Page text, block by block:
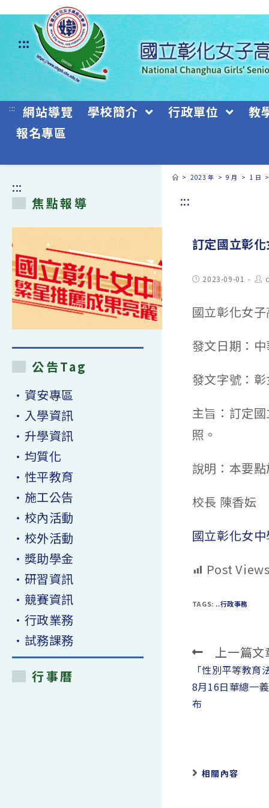
跳
轉
至
主
要
:::
::: 網站導覽 學校簡介 行政單位
教
報名專區
> 2023 年 > 9 月 > 1 日
:::
訂定國立彰
Post2023-09-01
國立彰化女
發文日期：
發文字號：
主旨：訂定
照。
說明：本要
校長 陳香妘
國立彰化女
Post
TAGS: ..行政事務
Read
more
articles
上一篇文
「性別平等教
8月16日華總一
布
相關內容
:::
焦點報導
公告Tag
•資安專區
•入學資訊
•升學資訊
•均質化
•性平教育
•施工公告
•校內活動
•校外活動
•獎助學金
•研習資訊
•競賽資訊
•行政業務
•試務課務
行事曆